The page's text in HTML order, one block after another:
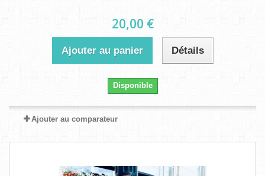
20,00 €
Ajouter au panier Détails
Disponible
Ajouter au comparateur